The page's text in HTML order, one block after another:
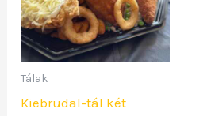
Tálak
Kiebrudal-tál két